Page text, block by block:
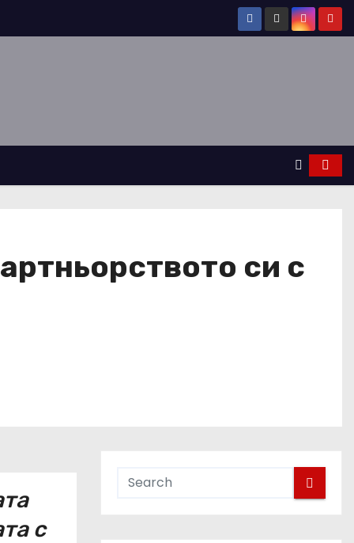
си с
с